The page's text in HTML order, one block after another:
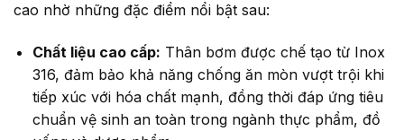
cao nhờ những đặc điểm nổi bật sau:
Chất liệu cao cấp: Thân bơm được chế tạo từ Inox
316, đảm bảo khả năng chống ăn mòn vượt trội khi
tiếp xúc với hóa chất mạnh, đồng thời đáp ứng tiêu
chuẩn vệ sinh an toàn trong ngành thực phẩm, đồ